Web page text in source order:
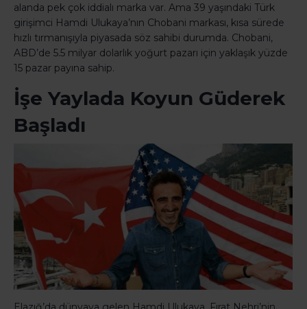
alanda pek çok iddialı marka var. Ama 39 yaşındaki Türk
girişimci Hamdi Ulukaya’nın Chobani markası, kısa sürede
hızlı tırmanışıyla piyasada söz sahibi durumda. Chobani,
ABD’de 5.5 milyar dolarlık yoğurt pazarı için yaklaşık yüzde
15 pazar payına sahip.
İşe Yaylada Koyun Güderek
Başladı